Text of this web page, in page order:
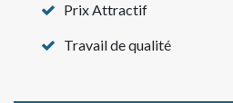
Prix Attractif
Travail de qualité